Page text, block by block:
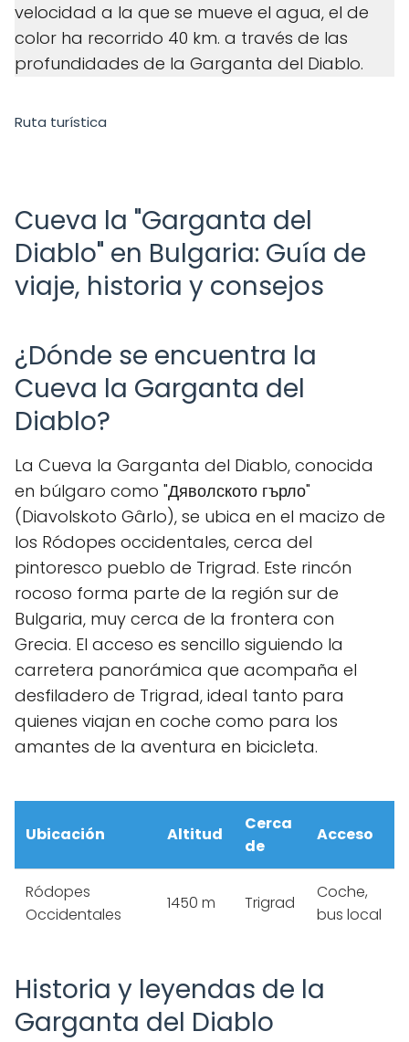
velocidad a la que se mueve el agua, el de
color ha recorrido 40 km. a través de las
profundidades de la Garganta del Diablo.
Ruta turística
Cueva la "Garganta del
Diablo" en Bulgaria: Guía de
viaje, historia y consejos
¿Dónde se encuentra la
Cueva la Garganta del
Diablo?
La Cueva la Garganta del Diablo, conocida
en búlgaro como "Дяволското гърло"
(Diavolskoto Gârlo), se ubica en el macizo de
los Ródopes occidentales, cerca del
pintoresco pueblo de Trigrad. Este rincón
rocoso forma parte de la región sur de
Bulgaria, muy cerca de la frontera con
Grecia. El acceso es sencillo siguiendo la
carretera panorámica que acompaña el
desfiladero de Trigrad, ideal tanto para
quienes viajan en coche como para los
amantes de la aventura en bicicleta.
Ubicación Altitud
Cerca
de
Acceso
Ródopes
Occidentales
1450 m Trigrad
Coche,
bus local
Historia y leyendas de la
Garganta del Diablo